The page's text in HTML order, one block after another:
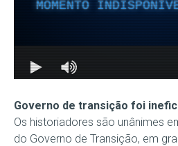
Governo de transição foi
Os historiadores são unânimes
do Governo de Transição, em